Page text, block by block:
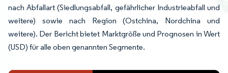
nach Abfallart (Siedlungsabfall, gefährlicher Industrieabfall und
weitere) sowie nach Region (Ostchina, Nordchina und
weitere). Der Bericht bietet Marktgröße und Prognosen in Wert
(USD) für alle oben genannten Segmente.